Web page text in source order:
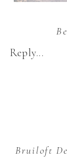
Reply...
Bruiloft De